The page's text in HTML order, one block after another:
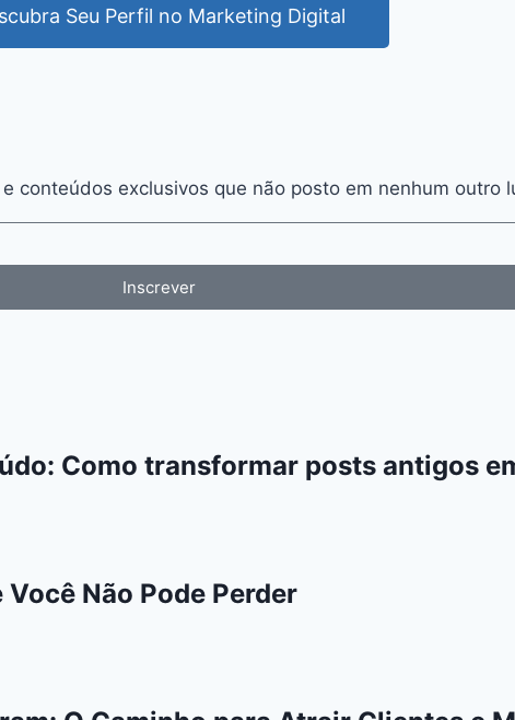
Seu Perfil no Marketing Digital
conteúdos exclusivos que não posto em nenhum outro
Inscrever
Como transformar posts antigos
Não Pode Perder